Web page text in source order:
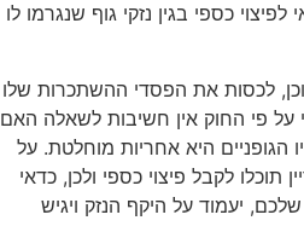
כספי בגין נזקי גוף שנגרמו לו
וכן, לכסות את הפסדי ההשתכרות שלו
על פי החוק אין חשיבות לשאלה האם
הגופניים היא אחריות מוחלטת. על
לקבל פיצוי כספי ולכן, כדאי
יעמוד על היקף הנזק ויגיש